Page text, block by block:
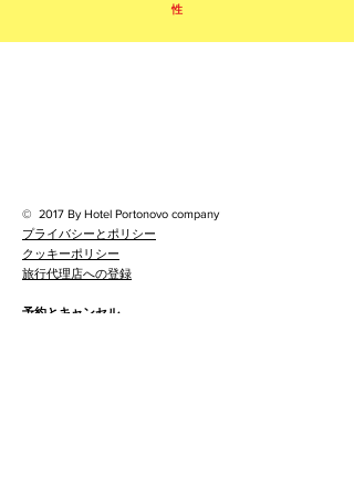
性
© 2017 By Hotel Portonovo company
プライバシーとポリシー
クッキーポリシー
旅行代理店への登録
予約とキャンセル